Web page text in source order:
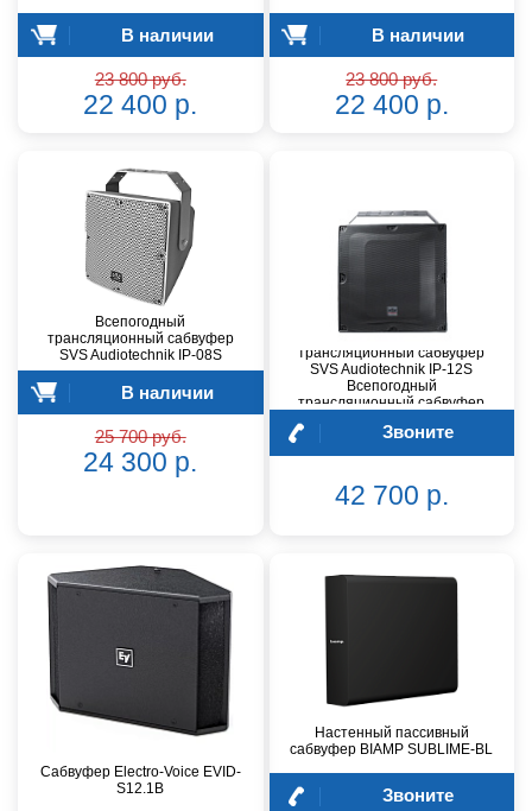
В наличии
23 800 руб.
22 400 р.
В наличии
23 800 руб.
22 400 р.
Всепогодный
трансляционный сабвуфер
SVS Audiotechnik IP-08S
В наличии
25 700 руб.
24 300 р.
Всепогодный
трансляционный сабвуфер
SVS Audiotechnik IP-12S
Всепогодный
трансляционный сабвуфер
Звоните
42 700 р.
Сабвуфер Electro-Voice EVID-
S12.1B
Настенный пассивный
сабвуфер BIAMP SUBLIME-BL
Звоните